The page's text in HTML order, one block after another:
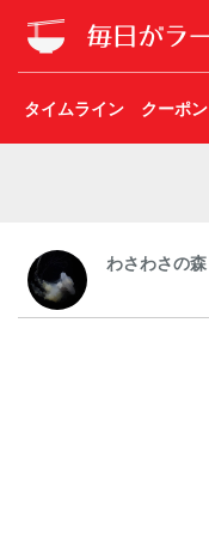
タイムライン クーポン
わさわさの森